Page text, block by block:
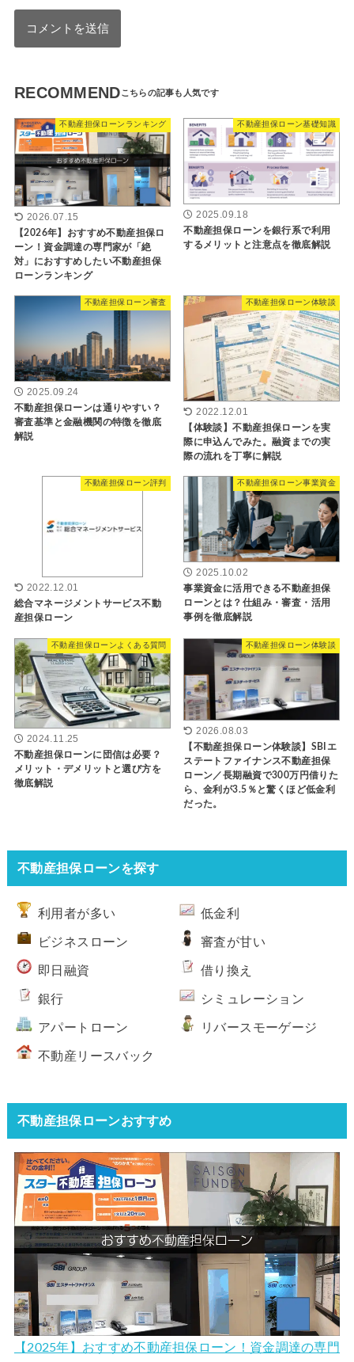
RECOMMEND
不動産担保ローンランキング
2026.07.15
【2026年】おすすめ不動産担保ロ
ーン！資金調達の専門家が「絶
対」におすすめしたい不動産担保
ローンランキング
不動産担保ローン基礎知識
2025.09.18
不動産担保ローンを銀行系で利用
するメリットと注意点を徹底解説
不動産担保ローン審査
2025.09.24
不動産担保ローンは通りやすい？
審査基準と金融機関の特徴を徹底
解説
不動産担保ローン体験談
2022.12.01
【体験談】不動産担保ローンを実
際に申込んでみた。融資までの実
際の流れを丁寧に解説
不動産担保ローン評判
2022.12.01
総合マネージメントサービス不動
産担保ローン
不動産担保ローン事業資金
2025.10.02
事業資金に活用できる不動産担保
ローンとは？仕組み・審査・活用
事例を徹底解説
不動産担保ローンよくある質問
2024.11.25
不動産担保ローンに団信は必要？
メリット・デメリットと選び方を
徹底解説
不動産担保ローン体験談
2026.08.03
【不動産担保ローン体験談】SBIエ
ステートファイナンス不動産担保
ローン／長期融資で300万円借りた
ら、金利が3.5％と驚くほど低金利
だった。
不動産担保ローンを探す
利用者が多い 低金利
ビジネスローン 審査が甘い
即日融資 借り換え
銀行 シミュレーション
アパートローン リバースモーゲージ
不動産リースバック
不動産担保ローンおすすめ
【2025年】おすすめ不動産担保ローン！資金調達の専門